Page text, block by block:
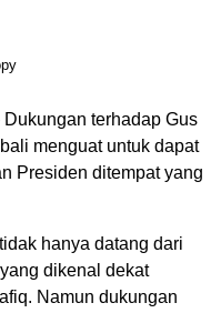
Dukungan terhadap Gus
menguat untuk dapat
Presiden ditempat yang
hanya datang dari
dikenal dekat
Namun dukungan